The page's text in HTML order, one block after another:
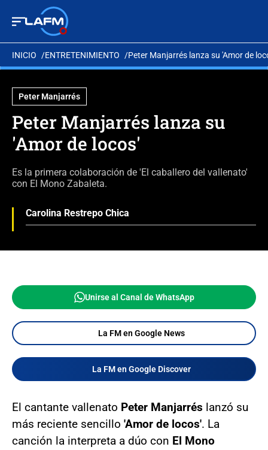
INICIO ENTRETENIMIENTO Peter Manjarrés lanza su 'Amor de
Peter Manjarrés
Peter Manjarrés lanza su
'Amor de locos'
Es la primera colaboración de 'El caballero del vallenato'
con El Mono Zabaleta.
Carolina Restrepo Chica
Unirse al Canal de WhatsApp
La FM en Google News
La FM en Google Discover
El cantante vallenato Peter Manjarrés lanzó su
más reciente sencillo 'Amor de locos'. La
canción la interpreta a dúo con El Mono